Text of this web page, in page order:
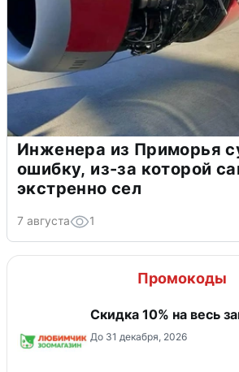
Инженера из Приморья
ошибку, из-за которой
экстренно сел
7 августа 1
Промокоды
Скидка 10% на весь
До 31 декабря, 2026